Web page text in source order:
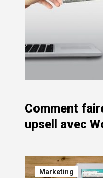
Comment
upsell avec
Marketing